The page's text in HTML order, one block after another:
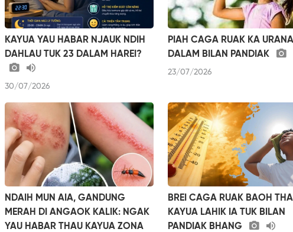
KAYUA YAU HABAR NJAUK NDIH
DAHLAU TUK 23 DALAM HAREI?
30/07/2026
PIAH CAGA RUAK KA
DALAM BILAN PANDIAK
23/07/2026
NDAIH MUN AIA, GANDUNG
MERAH DI ANGAOK KALIK: NGAK
YAU HABAR THAU KAYUA ZONA
BREI CAGA RUAK BAOH
KAYUA LAHIK IA TUK BILAN
PANDIAK BHANG